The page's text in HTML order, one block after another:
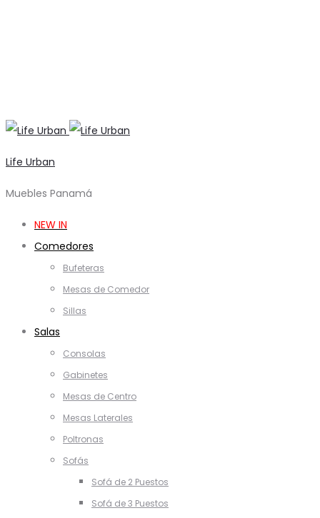
Life Urban
Muebles Panamá
NEW IN
Comedores
Bufeteras
Mesas de Comedor
Sillas
Salas
Consolas
Gabinetes
Mesas de Centro
Mesas Laterales
Poltronas
Sofás
Sofá de 2 Puestos
Sofá de 3 Puestos